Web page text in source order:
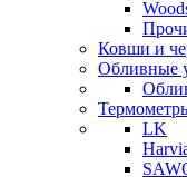
Ковши и
Обливные
LK